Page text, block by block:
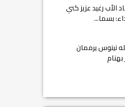
لاستشهاد الأب رغيد عزيز كني
بسما...
نينوس يرممان
بهنام